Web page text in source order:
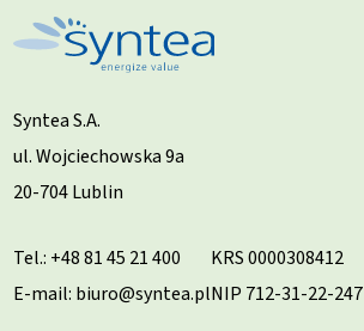
Syntea S.A.
ul. Wojciechowska 9a
20-704 Lublin
Tel.: +48 81 45 21 400
E-mail: biuro@syntea.pl
KRS 0000308412
NIP 712-31-22-247